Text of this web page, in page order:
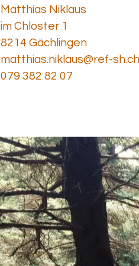
Matthias Niklaus
im Chloster 1
8214 Gächlingen
matthias.niklaus@ref-sh.ch
079 382 82 07